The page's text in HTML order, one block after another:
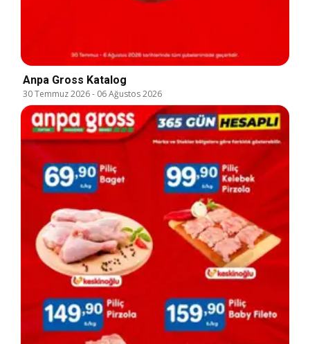
Anpa Gross Katalog
30 Temmuz 2026- 06 Ağustos 2026